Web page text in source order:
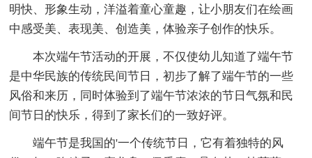
明快、形象生动，洋溢着童心童趣，让小朋友们在绘画
中感受美、表现美、创造美，体验亲子创作的快乐。
本次端午节活动的开展，不仅使幼儿知道了端午节
是中华民族的传统民间节日，初步了解了端午节的一些
风俗和来历，同时体验到了端午节浓浓的节日气氛和民
间节日的快乐，得到了家长们的一致好评。
端午节是我国的'一个传统节日，它有着独特的风